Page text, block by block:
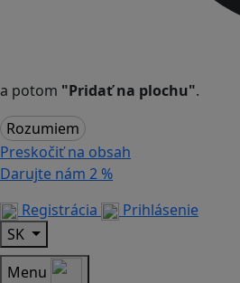
a potom "Pridať na plochu".
Rozumiem
Preskočiť na obsah
Darujte nám 2 %
Registrácia
Prihlásenie
SK
Menu